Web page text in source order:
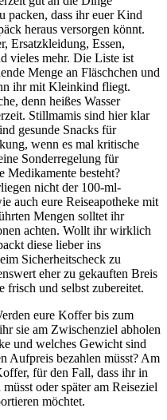
packen, dass ihr euer Kind
heraus versorgen könnt.
Ersatzkleidung, Essen,
vieles mehr. Die Liste ist
Menge an Fläschchen und
ihr mit Kleinkind fliegt.
denn heißes Wasser
Stillmamis sind hier klar
gesunde Snacks für
wenn es mal kritische
Sonderregelung für
Medikamente besteht?
nicht der 100-ml-
auch eure Reiseapotheke mit
Mengen solltet ihr
achten. Wollt ihr wirklich
diese lieber ins
Sicherheitscheck zu
eher zu gekauften Breis
frisch und selbst zubereitet.
eure Koffer bis zum
sie am Zwischenziel abholen
und welches Gewicht sind
Aufpreis bezahlen müsst? Am
für den Fall, dass ihr in
oder später am Reiseziel
möchtet.